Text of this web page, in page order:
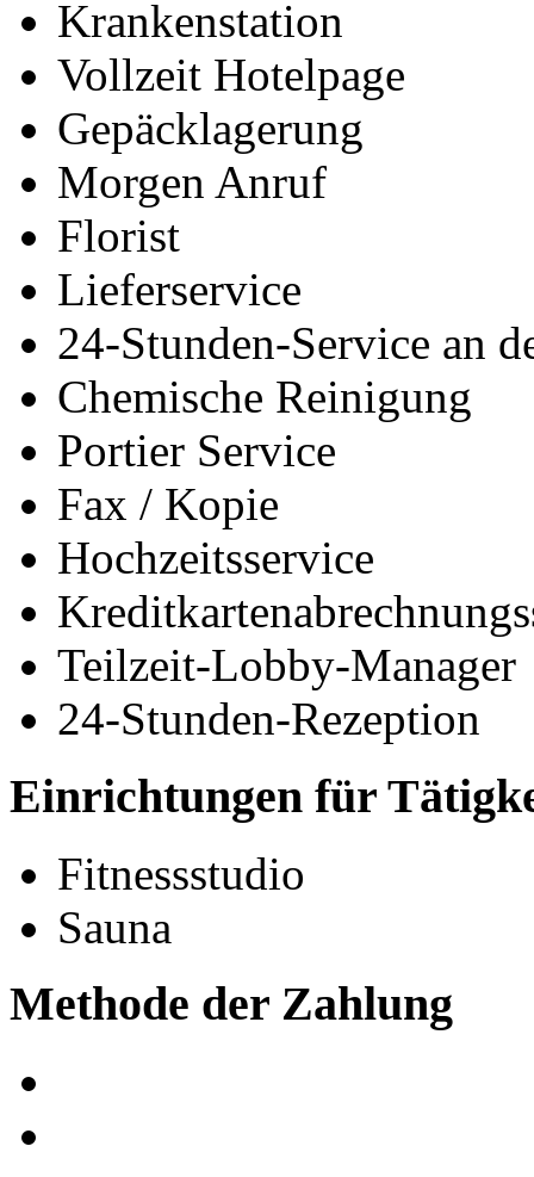
Krankenstation
Vollzeit Hotelpage
Gepäcklagerung
Morgen Anruf
Florist
Lieferservice
24-Stunden-Service an
Chemische Reinigung
Portier Service
Fax / Kopie
Hochzeitsservice
Teilzeit-Lobby-Manager
24-Stunden-Rezeption
Einrichtungen für
Fitnessstudio
Sauna
Methode der Zahlung